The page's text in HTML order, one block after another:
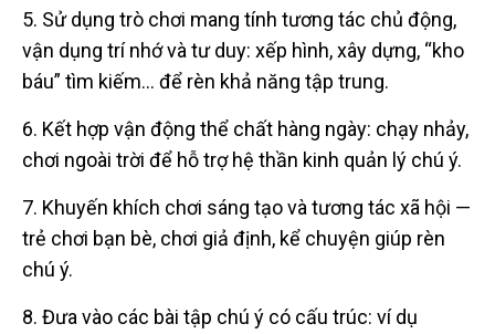
5. Sử dụng trò chơi mang tính tương tác chủ động,
vận dụng trí nhớ và tư duy: xếp hình, xây dựng, “kho
báu” tìm kiếm… để rèn khả năng tập trung.
6. Kết hợp vận động thể chất hàng ngày: chạy nhảy,
chơi ngoài trời để hỗ trợ hệ thần kinh quản lý chú ý.
7. Khuyến khích chơi sáng tạo và tương tác xã hội —
trẻ chơi bạn bè, chơi giả định, kể chuyện giúp rèn
chú ý.
8. Đưa vào các bài tập chú ý có cấu trúc: ví dụ